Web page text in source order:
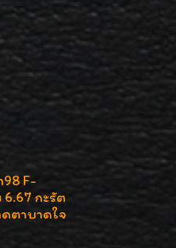
F-
กะรัต
ดตาบาดใจ